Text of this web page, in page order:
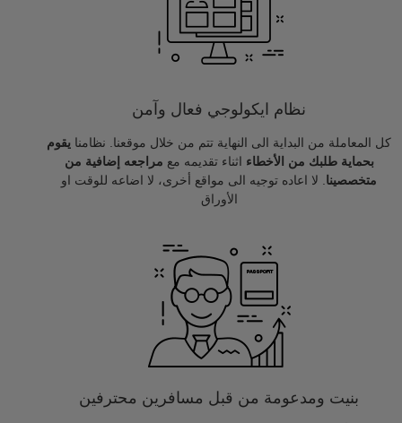
نظام ايكولوجي فعال وآمن
كل المعاملة من البداية الى النهاية تتم من خلال موقعنا. نظامنا يقوم
بحماية طلبك من الأخطاء اثناء تقديمه مع مراجعه إضافية من
متخصصينا . لا اعاده توجيه الى مواقع أخرى، لا اضاعه للوقت او
الأوراق
بنيت ومدعومة من قبل مسافرين محترفين